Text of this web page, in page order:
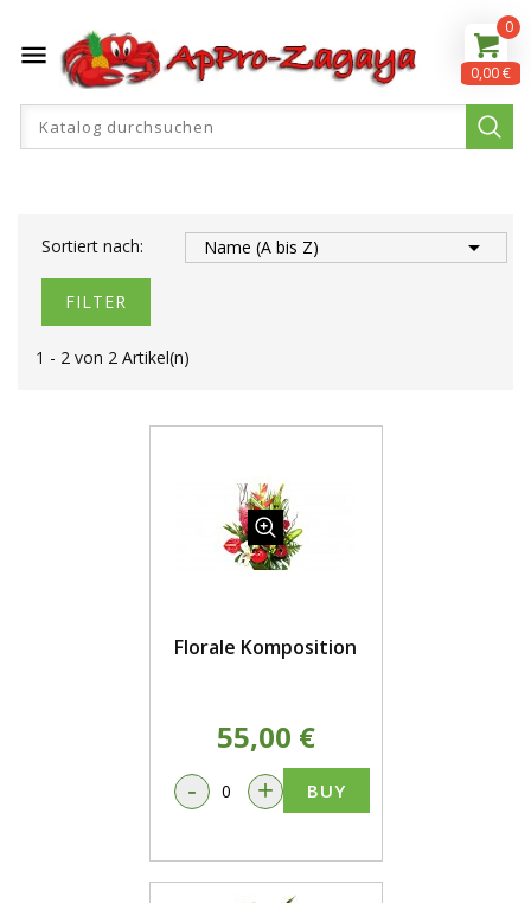

Sortiert nach: Name (A bis Z) 
FILTER
1 - 2 von 2 Artikel(n)
Florale Komposition
55,00 €
- + BUY
0
0,00 €